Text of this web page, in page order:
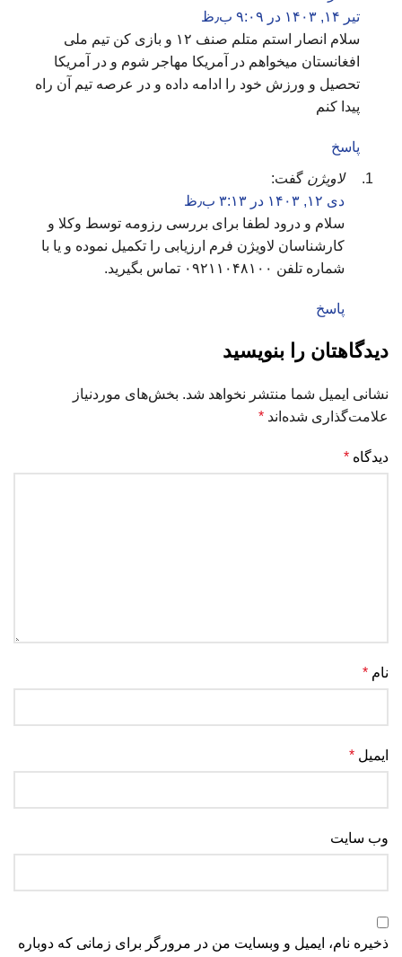
تیر ۱۴, ۱۴۰۳ در ۹:۰۹ ب٫ظ
سلام انصار استم متلم صنف ۱۲ و بازی کن تیم ملی
افغانستان میخواهم در آمریکا مهاجر شوم و در آمریکا
تحصیل و ورزش خود را ادامه داده و در عرصه تیم آن راه
پیدا کنم
پاسخ
لاویژن گفت:
دی ۱۲, ۱۴۰۳ در ۳:۱۳ ب٫ظ
سلام و درود لطفا برای بررسی رزومه توسط وکلا و
کارشناسان لاویژن فرم ارزیابی را تکمیل نموده و یا با
شماره تلفن ۰۹۲۱۱۰۴۸۱۰۰ تماس بگیرید.
پاسخ
دیدگاهتان را بنویسید
نشانی ایمیل شما منتشر نخواهد شد. بخش‌های موردنیاز
علامت‌گذاری شده‌اند *
دیدگاه *
نام *
ایمیل *
وب‌ سایت
ذخیره نام، ایمیل و وبسایت من در مرورگر برای زمانی که دوباره